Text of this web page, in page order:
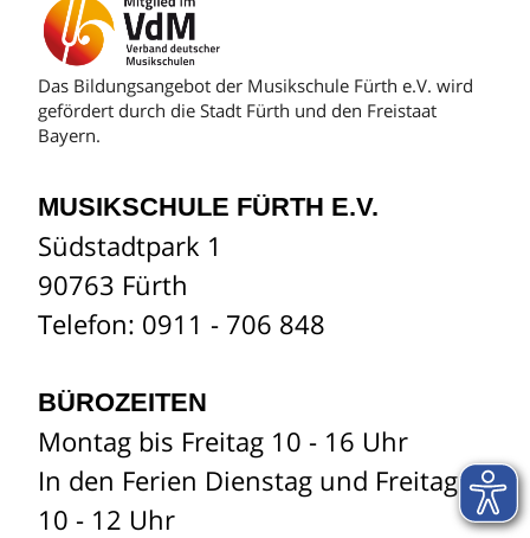
Das Bildungsangebot der Musikschule Fürth e.V. wird
gefördert durch die Stadt Fürth und den Freistaat
Bayern.
MUSIKSCHULE FÜRTH E.V.
Südstadtpark 1
90763 Fürth
Telefon: 0911 - 706 848
BÜROZEITEN
Montag bis Freitag 10 - 16 Uhr
In den Ferien Dienstag und Freitag
10 - 12 Uhr